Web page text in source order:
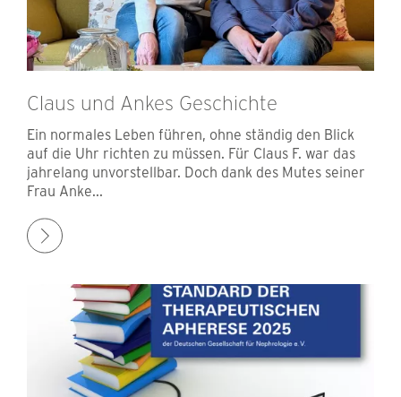
Claus und Ankes Geschichte
Ein normales Leben führen, ohne ständig den Blick
auf die Uhr richten zu müssen. Für Claus F. war das
jahrelang unvorstellbar. Doch dank des Mutes seiner
Frau Anke...